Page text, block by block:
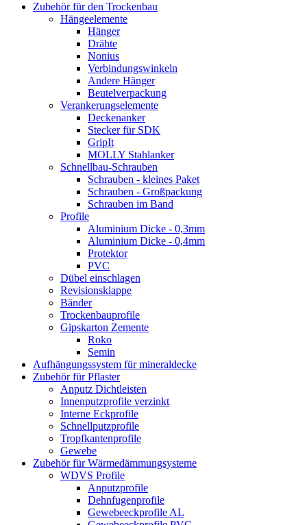
Zubehör für den Trockenbau
Hängeelemente
Hänger
Drähte
Nonius
Verbindungswinkeln
Andere Hänger
Beutelverpackung
Verankerungselemente
Deckenanker
Stecker für SDK
GripIt
MOLLY Stahlanker
Schnellbau-Schrauben
Schrauben - kleines Paket
Schrauben - Großpackung
Schrauben im Band
Profile
Aluminium Dicke - 0,3mm
Aluminium Dicke - 0,4mm
Protektor
PVC
Dübel einschlagen
Revisionsklappe
Bänder
Trockenbauprofile
Gipskarton Zemente
Roko
Semin
Aufhängungssystem für mineraldecke
Zubehör für Pflaster
Anputz Dichtleisten
Innenputzprofile verzinkt
Interne Eckprofile
Schnellputzprofile
Tropfkantenprofile
Gewebe
Zubehör für Wärmedämmungsysteme
WDVS Profile
Anputzprofile
Dehnfugenprofile
Gewebeeckprofile AL